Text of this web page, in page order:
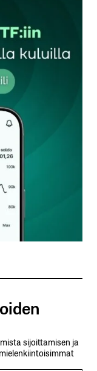
Pakolliset
sijoittamisen ja